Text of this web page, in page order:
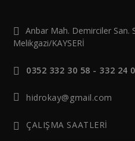
Anbar Mah. Demirciler San.
Melikgazi/KAYSERİ
0352 332 30 58 - 332 24
hidrokay@gmail.com
ÇALIŞMA SAATLERİ